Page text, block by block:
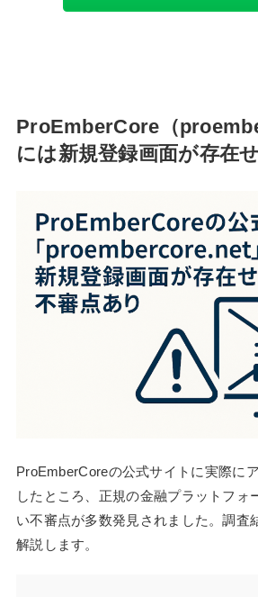
ProEmberCore（
には新規登録画面が存在
ProEmberCoreの公式サイトに実際に
したところ、正規の金融プラットフォ
い不審点が多数発見されました。調査
解説します。